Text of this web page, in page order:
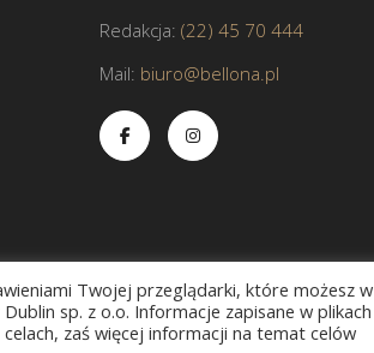
Redakcja: (22) 45 70 444
Mail: biuro@bellona.pl
Twojej przeglądarki, które możesz w
sp. z o.o. Informacje zapisane w plikach
zaś więcej informacji na temat celów